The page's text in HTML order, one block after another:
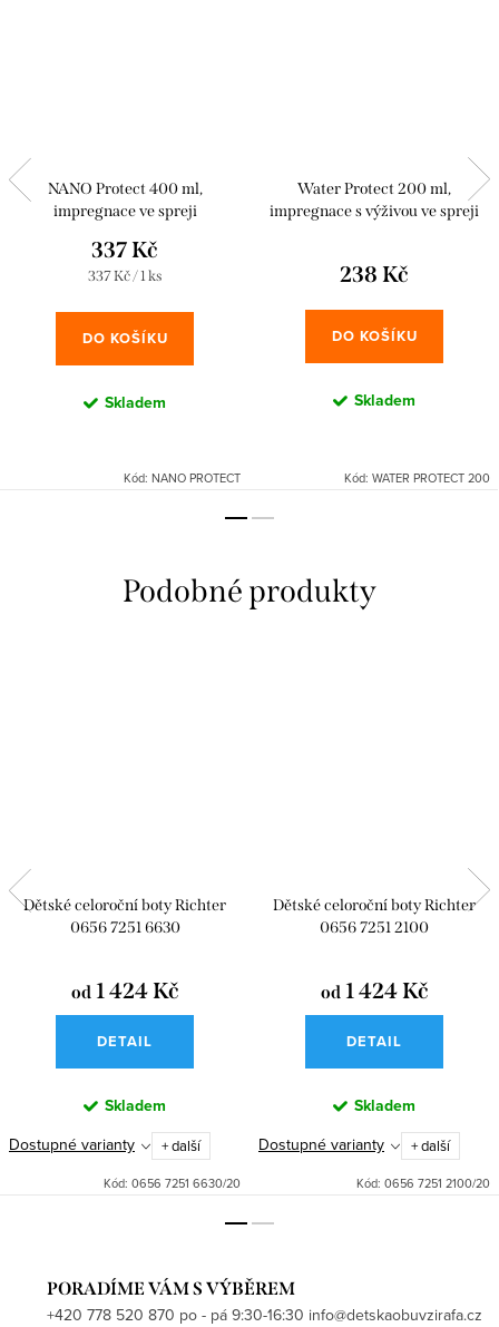
NANO Protect 400 ml,
impregnace ve spreji
337 Kč
Měrná
337 Kč / 1 ks
DO KOŠÍKU
Skladem
Kód: NANO PROTECT
Water Protect 200 ml,
impregnace s výživou ve spreji
238 Kč
DO KOŠÍKU
Skladem
Kód: WATER PROTECT 200
Dětské celoroční boty Richter
0656 7251 6630
od1 424 Kč
DETAIL
Skladem
Dostupné varianty + další
Kód: 0656 7251 6630/20
Dětské celoroční boty Richter
0656 7251 2100
od1 424 Kč
DETAIL
Skladem
Dostupné varianty + další
Kód: 0656 7251 2100/20
PORADÍME VÁM S VÝBĚREM
+420 778 520 870 po - pá 9:30-16:30 info@detskaobuvzirafa.cz